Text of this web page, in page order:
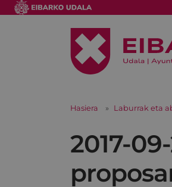
Hasiera Laburrak eta
2017-